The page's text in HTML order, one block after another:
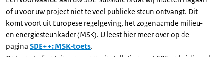
of u voor uw project niet te veel publieke steun ontvangt. Dit
komt voort uit Europese regelgeving, het zogenaamde milieu-
en energiesteunkader (MSK). U leest hier meer over op de
pagina SDE++: MSK-toets.